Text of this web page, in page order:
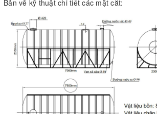
Bản vẽ kỹ thuật chi tiết các mặt cắt: